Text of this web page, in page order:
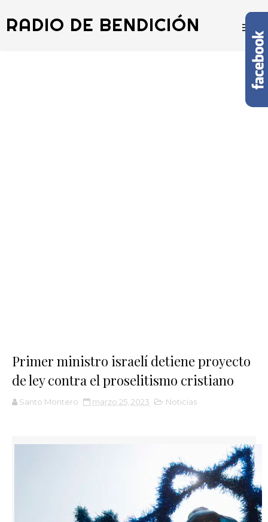
RADIO DE BENDICIÓN
Primer ministro israelí detiene proyecto
de ley contra el proselitismo cristiano
Santo Montero marzo 25, 2023 Noticias